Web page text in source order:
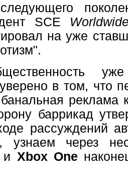
SCE
на уже
в том, что
реклама
баррикад
рассуждений
узнаем через
и Xbox One